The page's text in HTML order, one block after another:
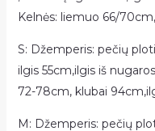
Kelnės: liemuo 66/
S: Džemperis: pečių
ilgis 55cm,ilgis iš
72-78cm, klubai
M: Džemperis: pečių